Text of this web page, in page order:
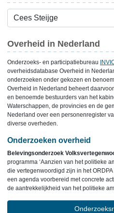
Overheid in Nederland
Onderzoeks- en participatiebureau
overheidsdatabase Overheid in
onderzoeken onder gekozen en
Overheid in Nederland beheert
en benoemde bestuurders van het
Waterschappen, de provincies en de
Nederland over een personenregister
diverse overheden.
Onderzoeken overheid
Belevingsonderzoek
programma ‘Aanzien van het politieke
die vertegenwoordigd zijn in het
een agenda voorbereid met concrete
de aantrekkelijkheid van het politieke